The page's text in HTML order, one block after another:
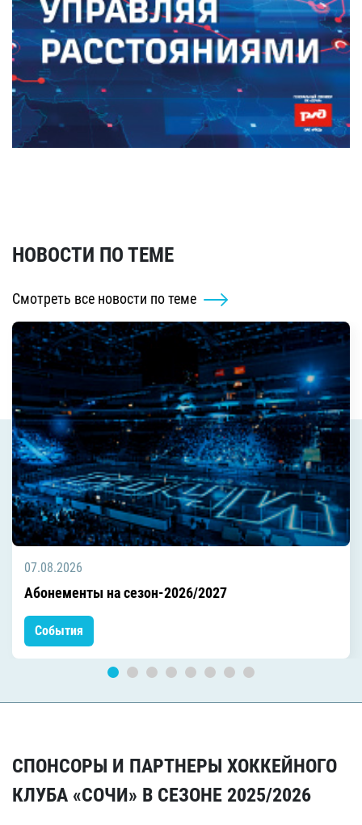
НОВОСТИ ПО ТЕМЕ
Смотреть все новости по теме
07.08.2026
Абонементы на сезон-2026/2027
События
СПОНСОРЫ И ПАРТНЕРЫ ХОККЕЙНОГО
КЛУБА «СОЧИ» В СЕЗОНЕ 2025/2026